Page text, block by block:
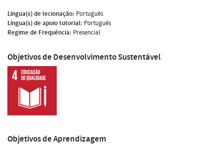
Língua(s) de lecionação: Português
Língua(s) de apoio tutorial: Português
Regime de Frequência: Presencial
Objetivos de Desenvolvimento Sustentável
Objetivos de Aprendizagem